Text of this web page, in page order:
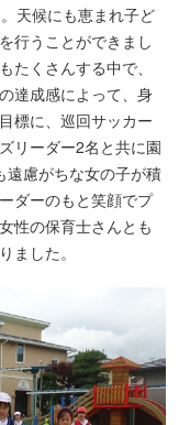
天候にも恵まれ子ど
行うことができまし
たくさんする中で、
達成感によって、身
標に、巡回サッカー
リーダー2名と共に園
遠慮がちな女の子が積
ダーのもと笑顔でプ
性の保育士さんとも
ました。